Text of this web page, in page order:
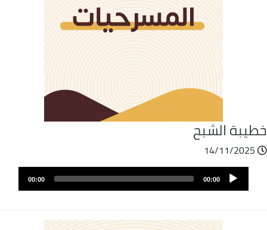
الشبح
14/11/2025
ملفAudio
Player
00:00
00:00